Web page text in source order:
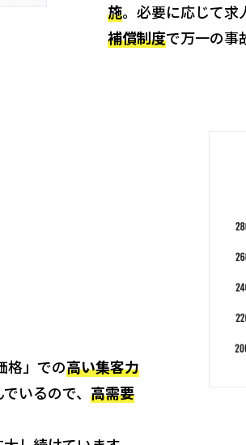
施。必要に応じて求
補償制度で万一の事
格」での高い集客力
いるので、 高需要